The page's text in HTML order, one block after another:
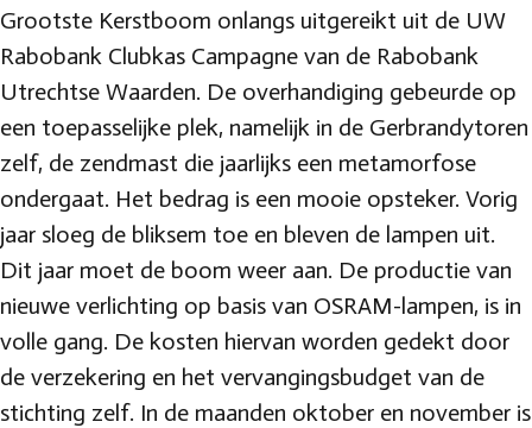
Grootste Kerstboom onlangs uitgereikt uit de UW
Rabobank Clubkas Campagne van de Rabobank
Utrechtse Waarden. De overhandiging gebeurde op
een toepasselijke plek, namelijk in de Gerbrandytoren
zelf, de zendmast die jaarlijks een metamorfose
ondergaat. Het bedrag is een mooie opsteker. Vorig
jaar sloeg de bliksem toe en bleven de lampen uit.
Dit jaar moet de boom weer aan. De productie van
nieuwe verlichting op basis van OSRAM-lampen, is in
volle gang. De kosten hiervan worden gedekt door
de verzekering en het vervangingsbudget van de
stichting zelf. In de maanden oktober en november is